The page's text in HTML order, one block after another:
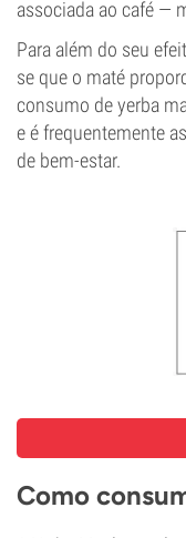
associada ao café —
Para além do seu
se que o maté
consumo de yerba
e é frequentemente
de bem-estar.
Como